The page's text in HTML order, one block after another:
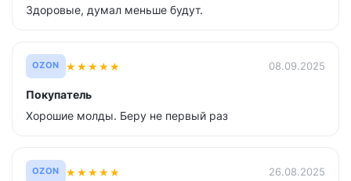
Здоровые, думал меньше будут.
OZON ★★★★★ 08.09.2025
Покупатель
Хорошие молды. Беру не первый раз
OZON ★★★★★ 26.08.2025